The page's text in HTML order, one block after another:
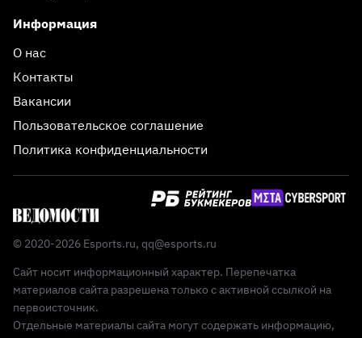
Информация
О нас
Контакты
Вакансии
Пользовательское соглашение
Политика конфиденциальности
© 2020-2026 Esports.ru, qq@esports.ru
Сайт носит информационный характер. Перепечатка
материалов сайта разрешена только с активной ссылкой на
первоисточник.
Отдельные материалы сайта могут содержать информацию,